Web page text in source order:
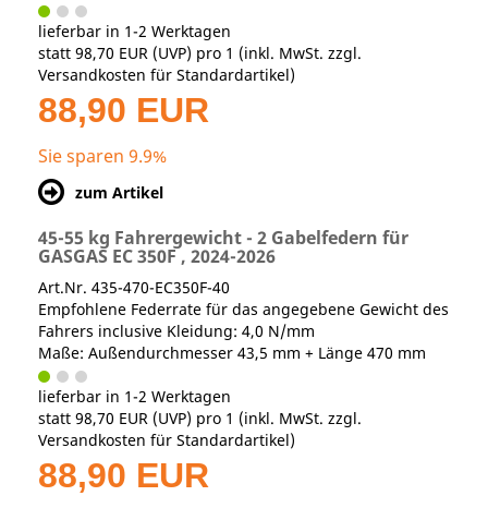
lieferbar in 1-2 Werktagen
statt 98,70 EUR (UVP) pro 1 (inkl. MwSt. zzgl.
Versandkosten für Standardartikel)
88,90 EUR
Sie sparen 9.9%
zum Artikel
45-55 kg Fahrergewicht - 2 Gabelfedern für
GASGAS EC 350F , 2024-2026
Art.Nr. 435-470-EC350F-40
Empfohlene Federrate für das angegebene Gewicht des
Fahrers inclusive Kleidung: 4,0 N/mm
Maße: Außendurchmesser 43,5 mm + Länge 470 mm
lieferbar in 1-2 Werktagen
statt 98,70 EUR (UVP) pro 1 (inkl. MwSt. zzgl.
Versandkosten für Standardartikel)
88,90 EUR